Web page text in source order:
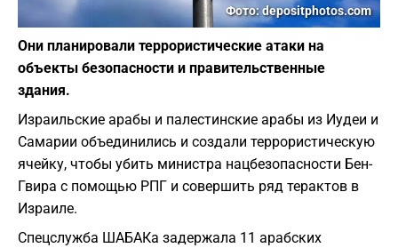
Фото: depositphotos.com
Они планировали террористические атаки на
объекты безопасности и правительственные
здания.
Израильские арабы и палестинские арабы из Иудеи и
Самарии объединились и создали террористическую
ячейку, чтобы убить министра нацбезопасности Бен-
Гвира с помощью РПГ и совершить ряд терактов в
Израиле.
Спецслужба ШАБАКа задержала 11 арабских